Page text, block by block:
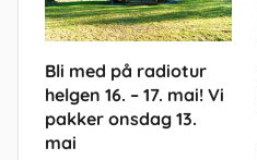
Bli med på radiotur
helgen 16. – 17. mai! Vi
pakker onsdag 13.
mai